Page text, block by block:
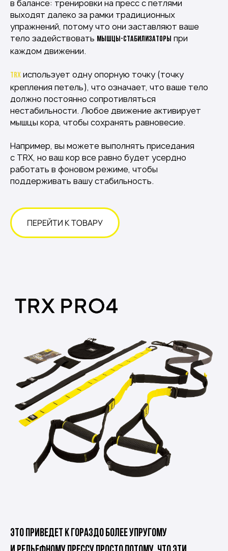
в балансе: тренировки на пресс с петлями
выходят далеко за рамки традиционных
упражнений, потому что они заставляют ваше
тело задействовать мышцы-стабилизаторы при
каждом движении.
TRX использует одну опорную точку (точку
крепления петель), что означает, что ваше тело
должно постоянно сопротивляться
нестабильности. Любое движение активирует
мышцы кора, чтобы сохранять равновесие.
Например, вы можете выполнять приседания
с TRX, но ваш кор ​​​​все равно будет усердно
работать в фоновом режиме, чтобы
поддерживать вашу стабильность.
ПЕРЕЙТИ К ТОВАРУ
Это приведет к гораздо более упругому